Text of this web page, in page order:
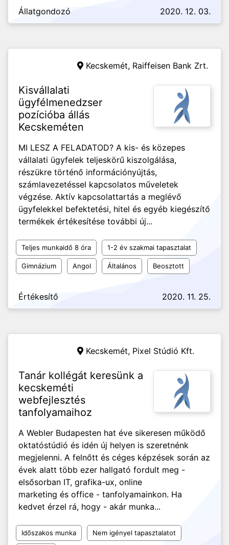
Állatgondozó 2020. 12. 03.
Kecskemét, Raiffeisen Bank Zrt.
Kisvállalati
ügyfélmenedzser
pozícióba állás
Kecskeméten
MI LESZ A FELADATOD? A kis- és közepes
vállalati ügyfelek teljeskörű kiszolgálása,
részükre történő információnyújtás,
számlavezetéssel kapcsolatos műveletek
végzése. Aktív kapcsolattartás a meglévő
ügyfelekkel befektetési, hitel és egyéb kiegészítő
termékek értékesítése további új...
Teljes munkaidő 8 óra 1-2 év szakmai tapasztalat
Gimnázium Angol Általános Beosztott
Értékesítő 2020. 11. 25.
Kecskemét, Pixel Stúdió Kft.
Tanár kollégát keresünk a
kecskeméti
webfejlesztés
tanfolyamaihoz
A Webler Budapesten hat éve sikeresen működő
oktatóstúdió és idén új helyen is szeretnénk
megjelenni. A felnőtt és céges képzések során az
évek alatt több ezer hallgató fordult meg -
elsősorban IT, grafika-ux, online
marketing és office - tanfolyamainkon. Ha
kedvet érzel rá, hogy - akár munka...
Időszakos munka Nem igényel tapasztalatot